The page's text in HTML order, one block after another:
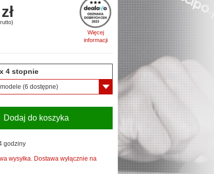
Więcej
informacji
4 stopnie
(6 dostępne)
Dodaj do koszyka
godziny
wysyłka. Dostawa wyłącznie na